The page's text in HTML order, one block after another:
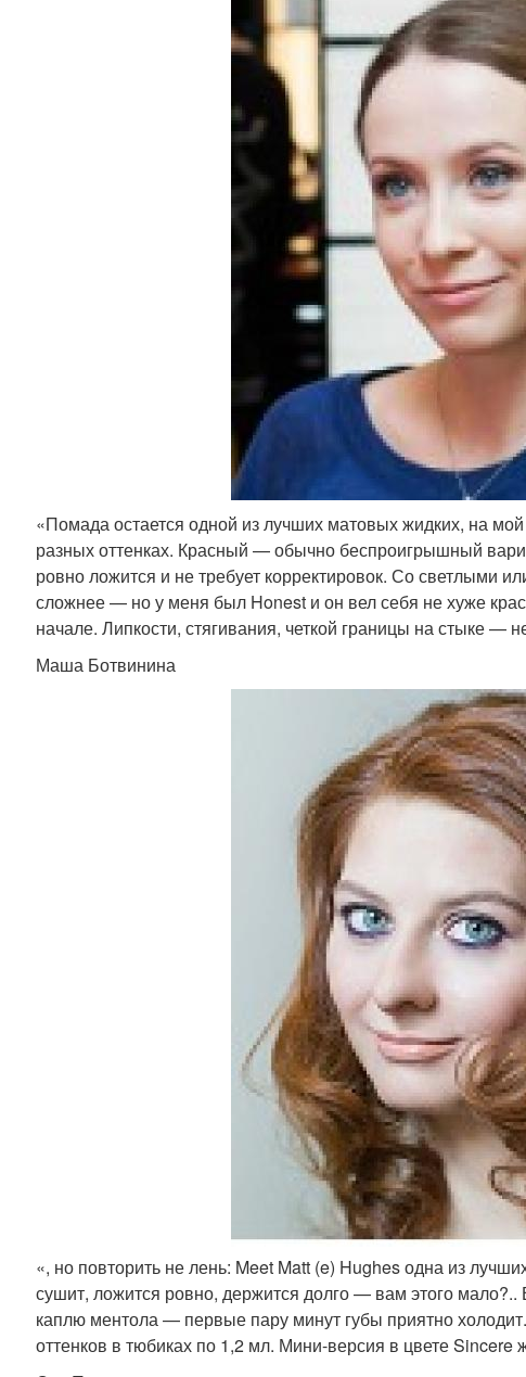
«Помада остается одной из лучших матовых жидких, на
разных оттенках. Красный — обычно беспроигрышный
ровно ложится и не требует корректировок. Со светлыми
сложнее — но у меня был Honest и он вел себя не хуже
начале. Липкости, стягивания, четкой границы на стыке —
Маша Ботвинина
«, но повторить не лень: Meet Matt (e) Hughes одна из
сушит, ложится ровно, держится долго — вам этого
каплю ментола — первые пару минут губы приятно
оттенков в тюбиках по 1,2 мл. Мини-версия в цвете Sincere